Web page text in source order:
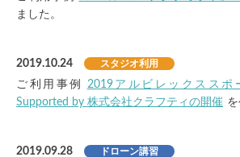
ました。
2019.10.24 スタジオ利用
ご利用事例
2019アルビレックススポ
Supported by 株式会社クラフティの開催
2019.09.28 ドローン講習